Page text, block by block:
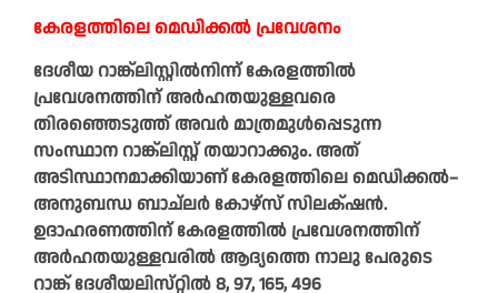
കേരളത്തിലെ മെഡിക്കൽ പ്രവേശനം
ദേശീയ റാങ്ക്‌ലിസ്റ്റിൽനിന്ന് കേരളത്തിൽ
പ്രവേശനത്തിന് അർഹതയുള്ളവരെ
തിരഞ്ഞെടുത്ത് അവർ മാത്രമുൾപ്പെടുന്ന
സംസ്ഥാന റാങ്ക്‌ലിസ്റ്റ് തയാറാക്കും. അത്
അടിസ്ഥാനമാക്കിയാണ് കേരളത്തിലെ മെഡിക്കൽ–
അനുബന്ധ ബാച്‌ലർ കോഴ്സ് സിലക്‌ഷൻ.
ഉദാഹരണത്തിന് കേരളത്തിൽ പ്രവേശനത്തിന്
അർഹതയുള്ളവരിൽ ആദ്യത്തെ നാലു പേരുടെ
റാങ്ക് ദേശീയലിസ്‌റ്റിൽ 8, 97, 165, 496